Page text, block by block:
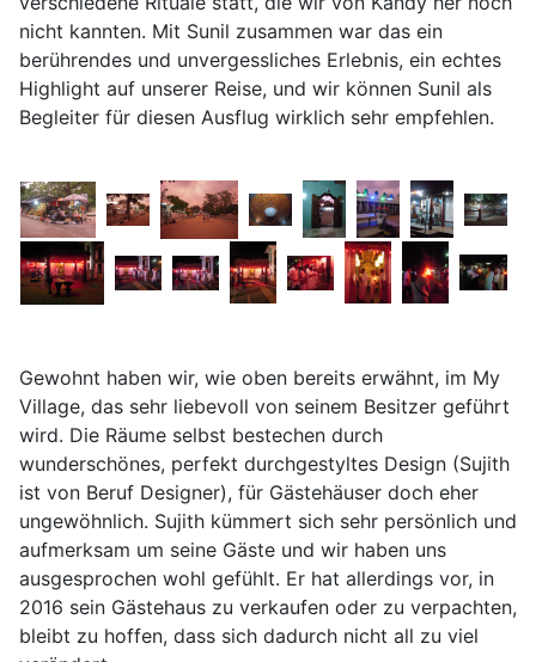
nicht kannten. Mit Sunil zusammen war das ein
berührendes und unvergessliches Erlebnis, ein echtes
Highlight auf unserer Reise, und wir können Sunil als
Begleiter für diesen Ausflug wirklich sehr empfehlen.
Gewohnt haben wir, wie oben bereits erwähnt, im My
Village, das sehr liebevoll von seinem Besitzer geführt
wird. Die Räume selbst bestechen durch
wunderschönes, perfekt durchgestyltes Design (Sujith
ist von Beruf Designer), für Gästehäuser doch eher
ungewöhnlich. Sujith kümmert sich sehr persönlich und
aufmerksam um seine Gäste und wir haben uns
ausgesprochen wohl gefühlt. Er hat allerdings vor, in
2016 sein Gästehaus zu verkaufen oder zu verpachten,
bleibt zu hoffen, dass sich dadurch nicht all zu viel